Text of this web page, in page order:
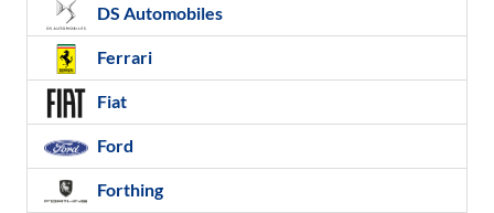
DS Automobiles
Ferrari
Fiat
Ford
Forthing